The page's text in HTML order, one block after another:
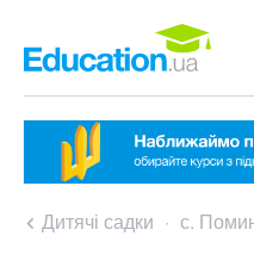
Дитячі садки с.